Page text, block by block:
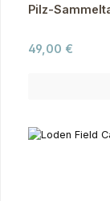
Pilz-
Regulärer Preis:
49,00 €